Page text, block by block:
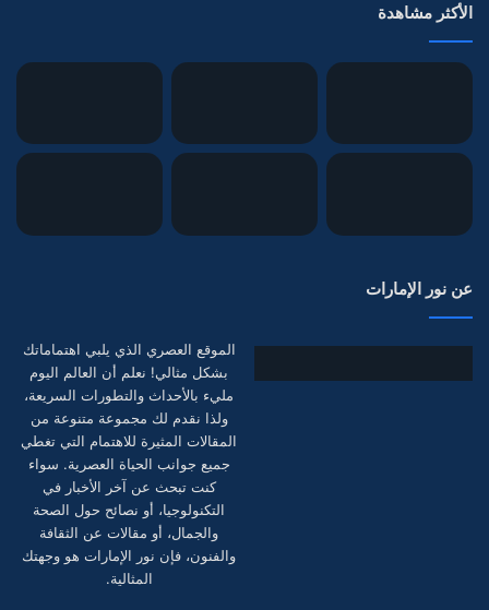
الأكثر مشاهدة
عن نور الإمارات
الموقع العصري الذي يلبي اهتماماتك
بشكل مثالي! نعلم أن العالم اليوم
مليء بالأحداث والتطورات السريعة،
ولذا نقدم لك مجموعة متنوعة من
المقالات المثيرة للاهتمام التي تغطي
جميع جوانب الحياة العصرية. سواء
كنت تبحث عن آخر الأخبار في
التكنولوجيا، أو نصائح حول الصحة
والجمال، أو مقالات عن الثقافة
والفنون، فإن نور الإمارات هو وجهتك
المثالية.